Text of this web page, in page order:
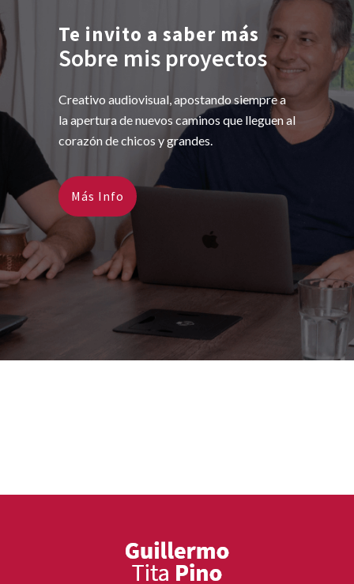
Te invito a saber más
Sobre mis proyectos
Creativo audiovisual, apostando siempre a
la apertura de nuevos caminos que lleguen al
corazón de chicos y grandes.
Más Info